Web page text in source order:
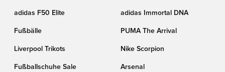
adidas F50 Elite adidas Immortal DNA
Fußbälle PUMA The Arrival
Liverpool Trikots Nike Scorpion
Fußballschuhe Sale Arsenal